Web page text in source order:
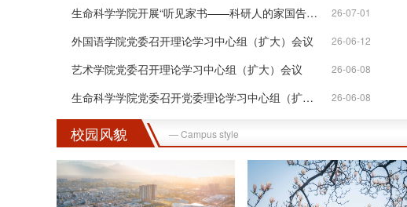
26-07-01
生命科学学院开展“听见家书——科研人的家国告白...
26-06-12
外国语学院党委召开理论学习中心组（扩大）会议
26-06-08
艺术学院党委召开理论学习中心组（扩大）会议
26-06-08
生命科学学院党委召开党委理论学习中心组（扩大）会议
校园风貌 — Campus style